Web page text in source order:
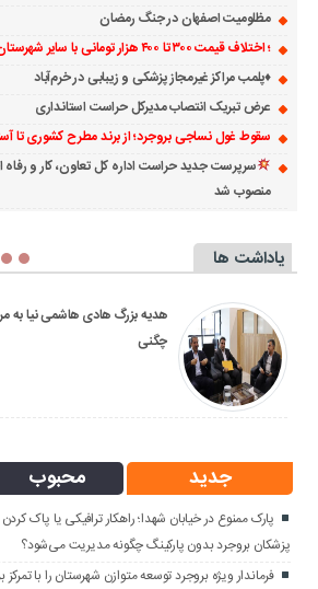
مظلومیت اصفهان در جنگ رمضان
؛ اختلاف قیمت ۳۰۰ تا ۴۰۰ هزار تومانی با سایر شهرستان‌های لرستان
♦️پلمب مراکز غیرمجاز پزشکی و زیبابی در خرم‌آباد
عرض تبریک انتصاب مدیرکل حراست استانداری
سقوط غول نساجی بروجرد؛ از برند مطرح کشوری تا
سرپرست جدید حراست اداره کل تعاون، کار و رفاه
منصوب شد
یاداشت ها
هدیه بزرگ هادی هاشمی نیا به
چگنی
جدید محبوب
پارک ممنوع در خیابان شهدا؛ راهکار ترافیکی یا پاک
پزشکان بروجرد بدون پارکینگ چگونه مدیریت می‌شود؟
فرماندار ویژه بروجرد توسعه متوازن شهرستان را با